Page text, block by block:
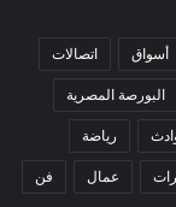
أسواق اتصالات
البورصة المصرية
رياضة
عمال فن